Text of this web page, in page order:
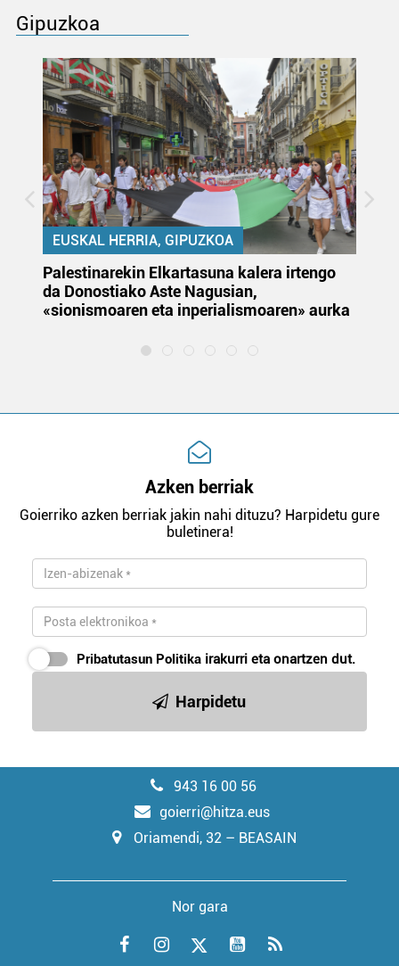
Gipuzkoa
EUSKAL HERRIA, GIPUZKOA
Palestinarekin Elkartasuna kalera irtengo
da Donostiako Aste Nagusian,
«sionismoaren eta inperialismoaren» aurka
Azken berriak
Goierriko azken berriak jakin nahi dituzu? Harpidetu gure
buletinera!
Pribatutasun Politika irakurri eta onartzen dut.
Harpidetu
943 16 00 56
goierri@hitza.eus
Oriamendi, 32 – BEASAIN
Nor gara